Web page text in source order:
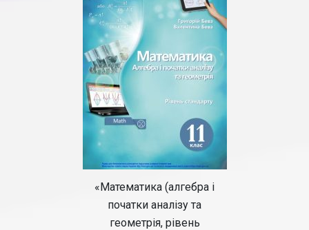
«Математика (алгебра і
початки аналізу та
геометрія, рівень